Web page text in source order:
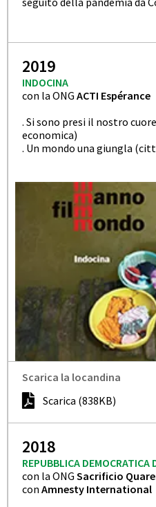
2019
INDOCINA
con la ONG ACTI Espérance
. Si sono presi il nostro
economica)
. Un mondo una giungla
Scarica la locandina
Scarica (838KB)
2018
REPUBBLICA DEMOCRATICA
con la ONG Sacrificio
con Amnesty International